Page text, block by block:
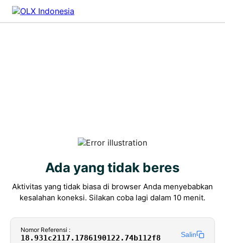
Ada yang tidak beres
Aktivitas yang tidak biasa di browser Anda menyebabkan
kesalahan koneksi. Silakan coba lagi dalam 10 menit.
Nomor Referensi :
18.931c2117.1786190122.74b112f8 Salin